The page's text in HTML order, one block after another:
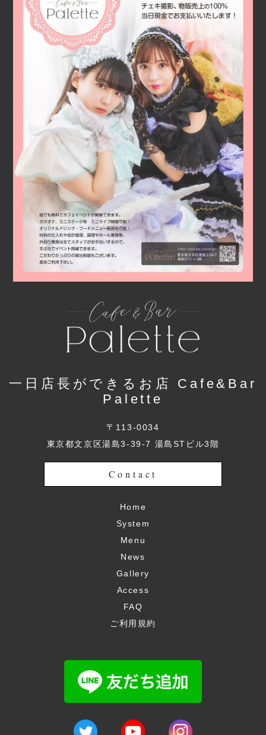
一日店長ができるお店 Cafe&Bar
Palette
〒113-0034
東京都文京区湯島3-39-7 湯島STビル3階
Contact
Home
System
Menu
News
Gallery
Access
FAQ
ご利用規約